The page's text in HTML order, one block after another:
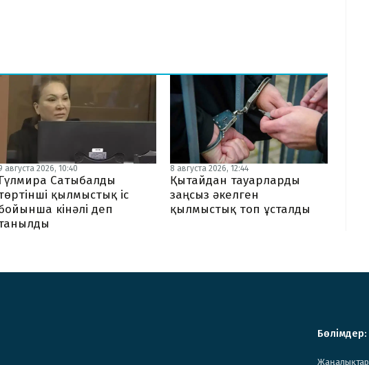
августа 2026, 10:40
Гүлмира Сатыбалды
қылмыстық іс
кінәлі деп
8 августа 2026, 12:44
Қытайдан тауарларды
заңсыз әкелген
қылмыстық топ ұсталды
Бөлімдер:
Жаңалықтар